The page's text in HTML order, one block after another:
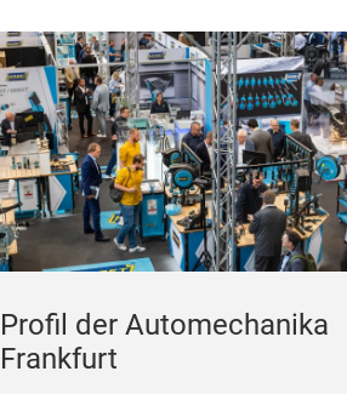
Profil der Automechanika
Frankfurt